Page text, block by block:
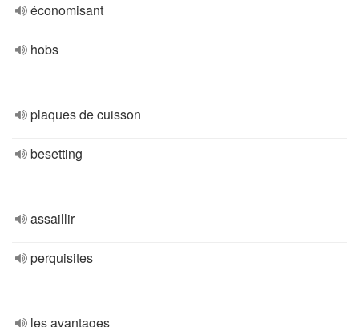
économisant
hobs
plaques de cuisson
besetting
assaillir
perquisites
les avantages